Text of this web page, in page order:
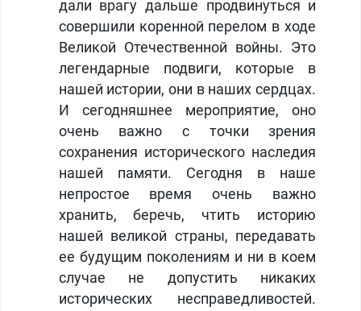
дали врагу дальше продвинуться и
совершили коренной перелом в ходе
Великой Отечественной войны. Это
легендарные подвиги, которые в
нашей истории, они в наших сердцах.
И сегодняшнее мероприятие, оно
очень важно с точки зрения
сохранения исторического наследия
нашей памяти. Сегодня в наше
непростое время очень важно
хранить, беречь, чтить историю
нашей великой страны, передавать
ее будущим поколениям и ни в коем
случае не допустить никаких
исторических несправедливостей.